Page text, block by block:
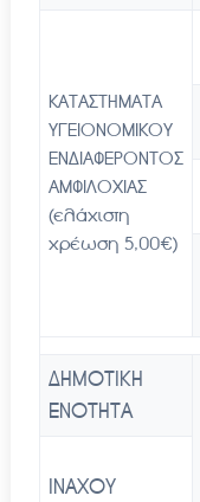
ΚΑΤΑΣΤΗΜΑΤΑ
ΥΓΕΙΟΝΟΜΙΚΟΥ
ΕΝΔΙΑΦΕΡΟΝΤΟΣ
ΑΜΦΙΛΟΧΙΑΣ
(ελάχιστη
χρέωση 5,00€)
ΔΗΜΟΤΙΚΗ
ΕΝΟΤΗΤΑ
ΙΝΑΧΟΥ